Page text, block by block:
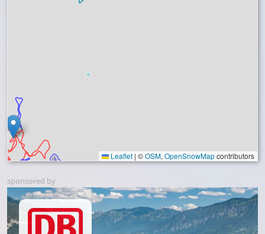
Leaflet | ©OSM, OpenSnowMapcontributors
sponsored by